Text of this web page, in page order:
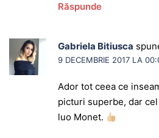
Răspunde
Gabriela Bitiusca
9 DECEMBRIE 2017 LA
Ador tot ceea ce
picturi superbe, dar
luo Monet.